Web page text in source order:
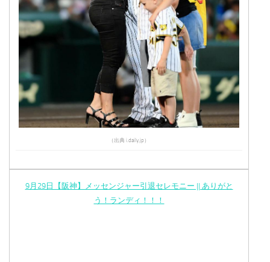
（出典 i.daily.jp）
9月29日【阪神】メッセンジャー引退セレモニー || ありがと
う！ランディ！！！